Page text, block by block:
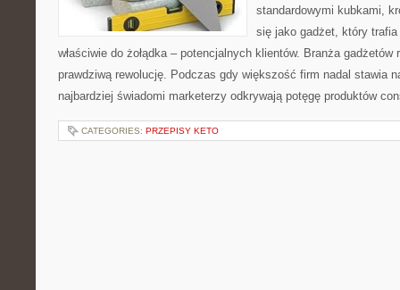
standardowymi kubkami,
się jako gadżet, który
właściwie do żołądka – potencjalnych klientów. Branża
prawdziwą rewolucję. Podczas gdy większość firm nadal stawia
najbardziej świadomi marketerzy odkrywają potęgę produktów
CATEGORIES: PRZEPISY KETO